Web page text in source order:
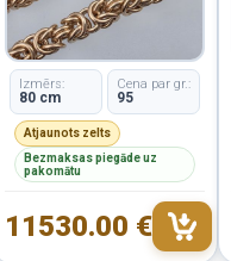
Izmērs:
80 cm
Cena par gr.:
95
Atjaunots zelts
Bezmaksas piegāde uz
pakomātu
11530.00 €